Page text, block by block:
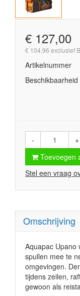
€ 127,00
€ 104,96 exclusief
Artikelnummer
Beschikbaarheid
-
+
Toevoegen
Stel een vraag
Omschrijving
Aquapac Upano
spullen mee te
omgevingen.
tijdens zeilen,
gewoon als